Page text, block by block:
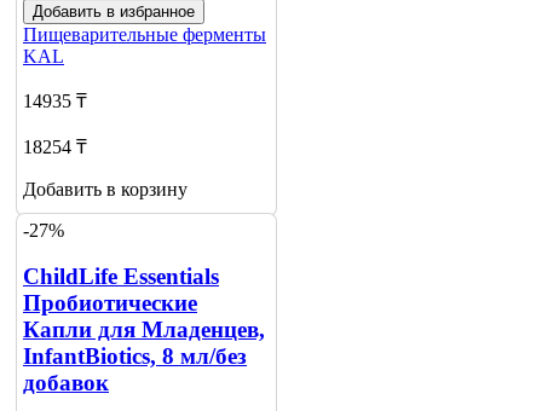
Добавить в избранное
Пищеварительные ферменты
KAL
14935 ₸
18254 ₸
Добавить в корзину
-27%
ChildLife Essentials
Пробиотические
Капли для Младенцев,
InfantBiotics, 8 мл/без
добавок